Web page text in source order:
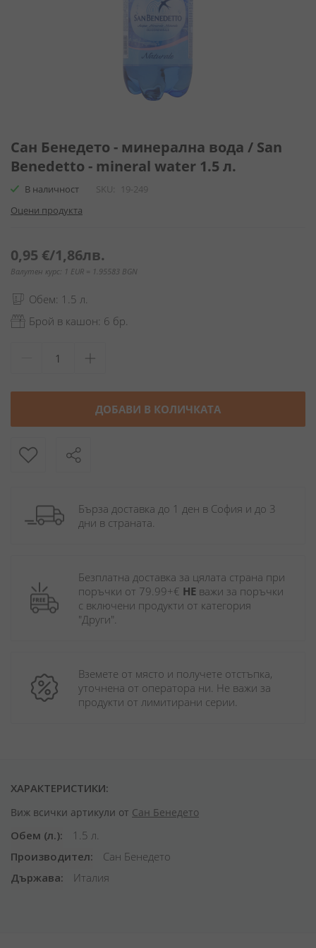
към
началото
на
галерия
снимки
Сан Бенедето - минерална вода / San
Benedetto - mineral water 1.5 л.
В наличност SKU
19-249
Оцени продукта
0,95 €/1,86лв.
Валутен курс: 1 EUR = 1.95583 BGN
Обем: 1.5 л.
Брой в кашон: 6 бр.
ДОБАВИ В КОЛИЧКАТА
Бърза доставка до 1 ден в София и до 3
дни в страната.
Безплатна доставка за цялата страна при
поръчки от 79.99+€ НЕ важи за поръчки
с включени продукти от категория
"Други".
Вземете от място и получете отстъпка,
уточнена от оператора ни. Не важи за
продукти от лимитирани серии.
ХАРАКТЕРИСТИКИ:
Виж всички артикули от Сан Бенедето
Обем (л.)
1.5 л.
Производител
Сан Бенедето
Държава
Италия